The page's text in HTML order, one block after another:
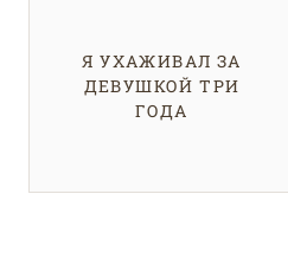
Я УХАЖИВАЛ ЗА
ДЕВУШКОЙ ТРИ
ГОДА